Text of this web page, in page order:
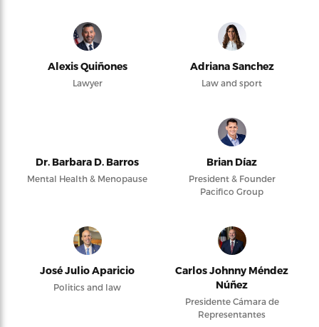
Alexis Quiñones
Lawyer
Adriana Sanchez
Law and sport
Dr. Barbara D. Barros
Mental Health & Menopause
Brian Díaz
President & Founder
Pacifico Group
José Julio Aparicio
Politics and law
Carlos Johnny Méndez
Núñez
Presidente Cámara de
Representantes